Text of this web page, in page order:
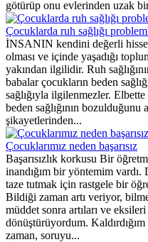
götürüp onu evlerinden uzak
Çocuklarda ruh sağlığı
İNSANIN kendini değerli
olması ve içinde yaşadığı
yakından ilgilidir. Ruh
babalar çocukların beden
sağlığıyla ilgilenmezler.
beden sağlığının
şikayetlerinden...
Çocuklarımız neden başarısız
Başarısızlık korkusu Bir
inandığım bir yöntemim
taze tutmak için rastgele bir
Bildiği zaman artı veriyor,
müddet sonra artıları ve
dönüştürüyordum.
zaman, soruyu...